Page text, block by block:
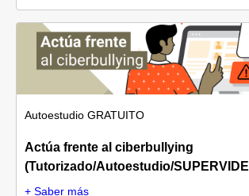
Autoestudio GRATUITO
Actúa frente al ciberbullying
(Tutorizado/Autoestudio/
+ Saber más